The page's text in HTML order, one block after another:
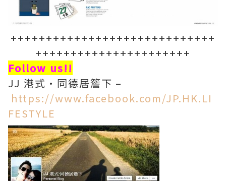
+++++++++++++++++++++++++++++
++++++++++++++++++++++
Follow us!!
JJ 港式·同德居簷下 –
https://www.facebook.com/JP.HK.LI
FESTYLE